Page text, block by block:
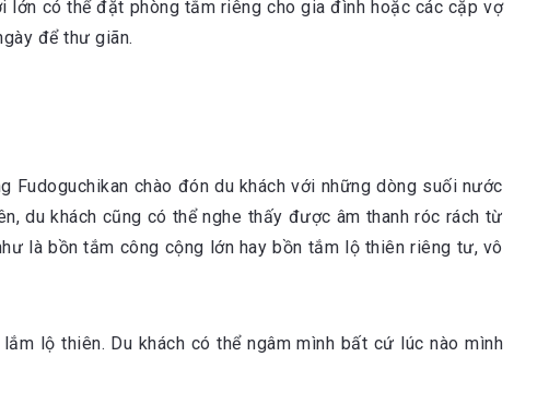
lớn có thể đặt phòng tắm riêng cho gia đình hoặc các cặp vợ
để thư giãn.
Fudoguchikan chào đón du khách với những dòng suối nước
du khách cũng có thể nghe thấy được âm thanh róc rách từ
là bồn tắm công cộng lớn hay bồn tắm lộ thiên riêng tư, vô
lộ thiên. Du khách có thể ngâm mình bất cứ lúc nào mình